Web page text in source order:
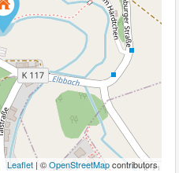
Leaflet | ©OpenStreetMapcontributors